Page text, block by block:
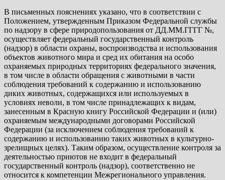
В письменных пояснениях указано, что в соответствии с
Положением, утвержденным Приказом Федеральной службы
по надзору в сфере природопользования от ДД.ММ.ГГГГ №,
осуществляет федеральный государственный контроль
(надзор) в области охраны, воспроизводства и использования
объектов животного мира и сред их обитания на особо
охраняемых природных территориях федерального значения,
в том числе в области обращения с животными в части
соблюдения требований к содержанию и использованию
диких животных, содержащихся или используемых в
условиях неволи, в том числе принадлежащих к видам,
занесенным в Красную книгу Российской Федерации и (или)
охраняемым международными договорами Российской
Федерации (за исключением соблюдения требований к
содержанию и использованию таких животных в культурно-
зрелищных целях). Таким образом, осуществление контроля за
деятельностью приютов не входит в федеральный
государственный контроль (надзор), соответственно не
относится к компетенции Межрегионального управления.